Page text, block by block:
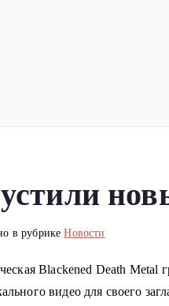
в рубрикеНовости
Blackened Death Metal
видео для своего